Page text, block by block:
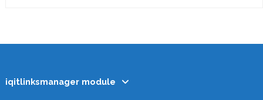
iqitlinksmanager module